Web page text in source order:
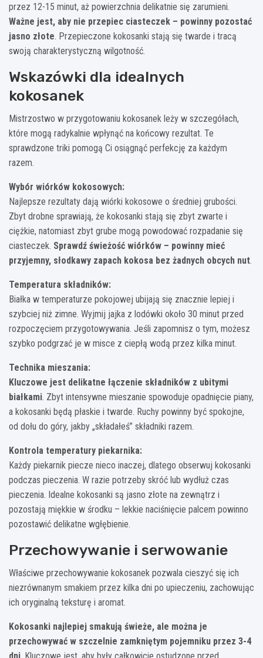
przez 12-15 minut, aż powierzchnia delikatnie się zarumieni.
Ważne jest, aby nie przepiec ciasteczek – powinny pozostać
jasno złote. Przepieczone kokosanki stają się twarde i tracą
swoją charakterystyczną wilgotność.
Wskazówki dla idealnych
kokosanek
Mistrzostwo w przygotowaniu kokosanek leży w szczegółach,
które mogą radykalnie wpłynąć na końcowy rezultat. Te
sprawdzone triki pomogą Ci osiągnąć perfekcję za każdym
razem.
Wybór wiórków kokosowych:
Najlepsze rezultaty dają wiórki kokosowe o średniej grubości.
Zbyt drobne sprawiają, że kokosanki stają się zbyt zwarte i
ciężkie, natomiast zbyt grube mogą powodować rozpadanie się
ciasteczek. Sprawdź świeżość wiórków – powinny mieć
przyjemny, słodkawy zapach kokosa bez żadnych obcych nut.
Temperatura składników:
Białka w temperaturze pokojowej ubijają się znacznie lepiej i
szybciej niż zimne. Wyjmij jajka z lodówki około 30 minut przed
rozpoczęciem przygotowywania. Jeśli zapomnisz o tym, możesz
szybko podgrzać je w misce z ciepłą wodą przez kilka minut.
Technika mieszania:
Kluczowe jest delikatne łączenie składników z ubitymi
białkami. Zbyt intensywne mieszanie spowoduje opadnięcie piany,
a kokosanki będą płaskie i twarde. Ruchy powinny być spokojne,
od dołu do góry, jakby „składałeś” składniki razem.
Kontrola temperatury piekarnika:
Każdy piekarnik piecze nieco inaczej, dlatego obserwuj kokosanki
podczas pieczenia. W razie potrzeby skróć lub wydłuż czas
pieczenia. Idealne kokosanki są jasno złote na zewnątrz i
pozostają miękkie w środku – lekkie naciśnięcie palcem powinno
pozostawić delikatne wgłębienie.
Przechowywanie i serwowanie
Właściwe przechowywanie kokosanek pozwala cieszyć się ich
niezrównanym smakiem przez kilka dni po upieczeniu, zachowując
ich oryginalną teksturę i aromat.
Kokosanki najlepiej smakują świeże, ale można je
przechowywać w szczelnie zamkniętym pojemniku przez 3-4